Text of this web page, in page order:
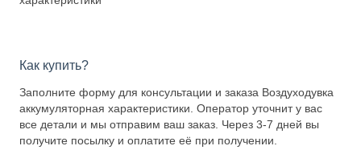
Как купить?
Заполните форму для консультации и заказа Воздуходувка
аккумуляторная характеристики. Оператор уточнит у вас
все детали и мы отправим ваш заказ. Через 3-7 дней вы
получите посылку и оплатите её при получении.